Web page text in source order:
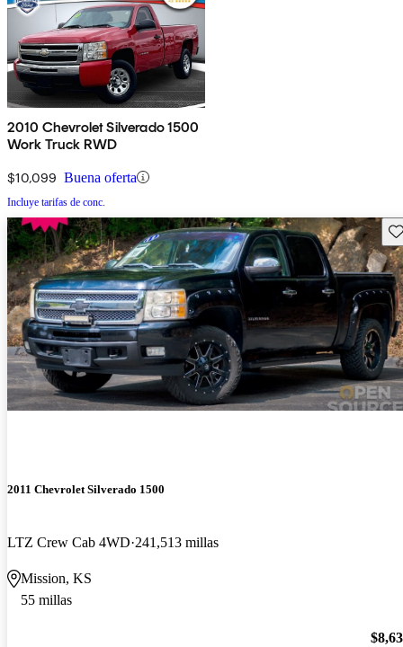
2010 Chevrolet Silverado 1500
Work Truck RWD
$10,099 Buena oferta
Incluye tarifas de conc.
2011 Chevrolet Silverado 1500
LTZ Crew Cab 4WD 241,513 millas
Mission, KS
55 millas